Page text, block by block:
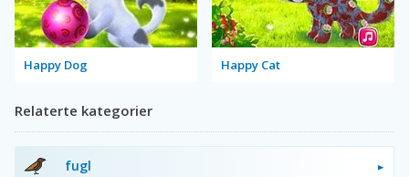
Happy Dog Happy Cat
Relaterte kategorier
fugl